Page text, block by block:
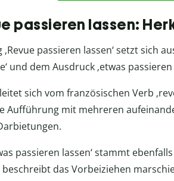
passieren lassen:
passieren lassen‘ setzt sich
und dem Ausdruck ‚etwas passieren
leitet sich vom französischen Verb
Aufführung mit mehreren
passieren lassen‘ stammt
beschreibt das Vorbeiziehen